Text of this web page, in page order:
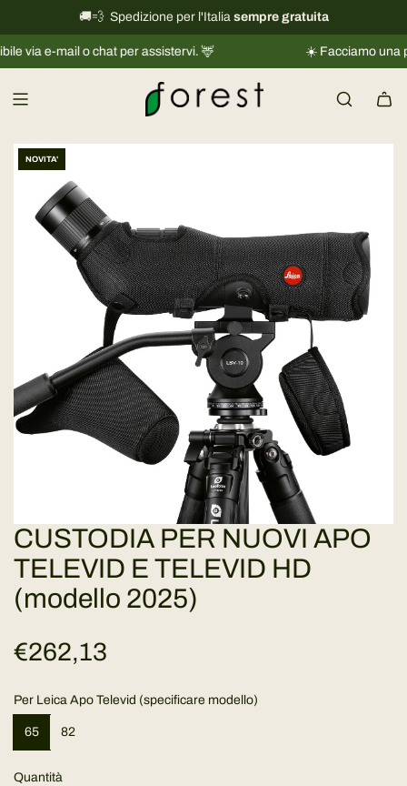
a
i
🚚💨 Spedizione per l'Italia sempre gratuita
International shipping information→
mail o chat per assistervi. 🦌 ☀️ Facciamo una piccola
NOVITA'
CUSTODIA PER NUOVI APO
TELEVID E TELEVID HD
(modello 2025)
P
r
e
z
€262,13
Per Leica Apo Televid (specificare modello)
65 82
Quantità